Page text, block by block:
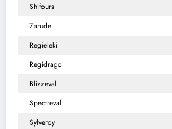
Shifours
Zarude
Regieleki
Regidrago
Blizzeval
Spectreval
Sylveroy